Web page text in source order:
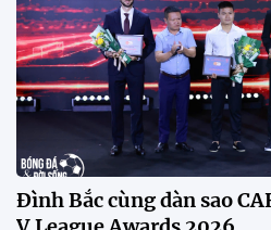
dõi màn thể hiện của các
Đình Bắc cùng dàn sao
V.League Awards 2026
Festival bóng đá nữ trẻ
Đồng Tháp